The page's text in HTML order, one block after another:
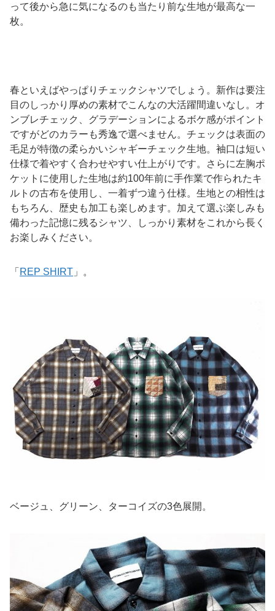
って後から急に気になるのも当たり前な生地が最高な一
枚。
春といえばやっぱりチェックシャツでしょう。新作は要注
目のしっかり厚めの素材でこんなの大活躍間違いなし。オ
ンブレチェック、グラデーションによるボケ感がポイント
ですがどのカラーも秀逸で選べません。チェックは表面の
毛足が特徴の柔らかいシャギーチェック生地。袖口は短い
仕様で着やすく合わせやすい仕上がりです。さらに左胸ポ
ケットに使用した生地は約100年前に手作業で作られたキ
ルトの古布を使用し、一着ずつ違う仕様。生地との相性は
もちろん、歴史も加工も楽しめます。加えて選ぶ楽しみも
備わった記憶に残るシャツ、しっかり素材をこれから長く
お楽しみください。
「 REP SHIRT 」。
ベージュ、グリーン、ターコイズの3色展開。